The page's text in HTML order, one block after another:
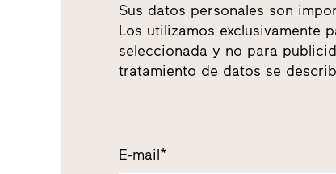
Sus datos personales son
Los utilizamos exclusivamente
seleccionada y no para
tratamiento de datos se
E-mail*